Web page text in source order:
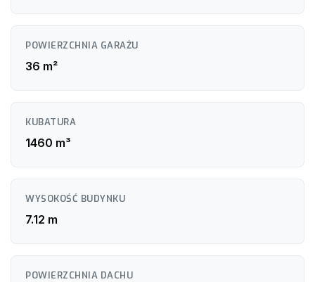
POWIERZCHNIA GARAŻU
36 m²
KUBATURA
1460 m³
WYSOKOŚĆ BUDYNKU
7.12 m
POWIERZCHNIA DACHU